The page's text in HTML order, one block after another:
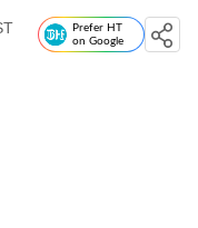
Prefer HT
on Google